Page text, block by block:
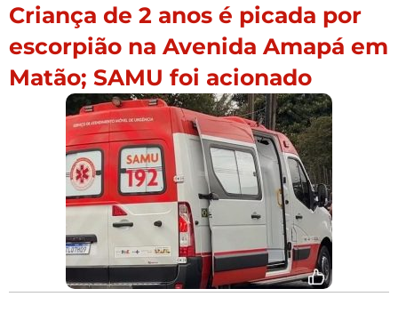
Criança de 2 anos é picada por
escorpião na Avenida Amapá em
Matão; SAMU foi acionado